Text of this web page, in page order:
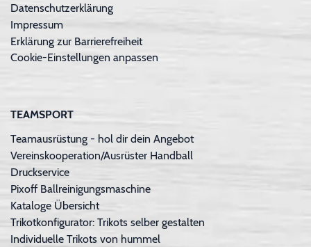
Datenschutzerklärung
Impressum
Erklärung zur Barrierefreiheit
Cookie-Einstellungen anpassen
TEAMSPORT
Teamausrüstung - hol dir dein Angebot
Vereinskooperation/Ausrüster Handball
Druckservice
Pixoff Ballreinigungsmaschine
Kataloge Übersicht
Trikotkonfigurator: Trikots selber gestalten
Individuelle Trikots von hummel